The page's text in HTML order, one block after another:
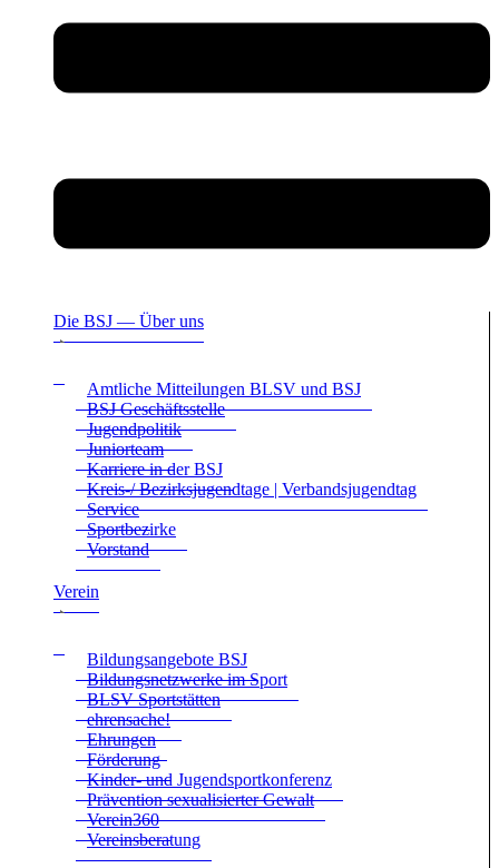
Die BSJ — Über uns
Amt­li­che Mit­tei­lun­gen BLSV und BSJ
BSJ Geschäfts­stelle
Jugend­po­li­tik
Juni­or­team
Kar­riere in der BSJ
Kreis-/ Bezirks­ju­gend­tage | Ver­bands­ju­gend­tag
Ser­vice
Sport­be­zirke
Vor­stand
Ver­ein
Bil­dungs­an­ge­bote BSJ
Bil­dungs­netz­werke im Sport
BLSV Sport­stät­ten
ehren­sa­che!
Ehrun­gen
För­de­rung
Kin­der- und Jugend­sport­kon­fe­renz
Prä­ven­tion sexua­li­sier­ter Gewalt
Verein360
Ver­eins­be­ra­tung